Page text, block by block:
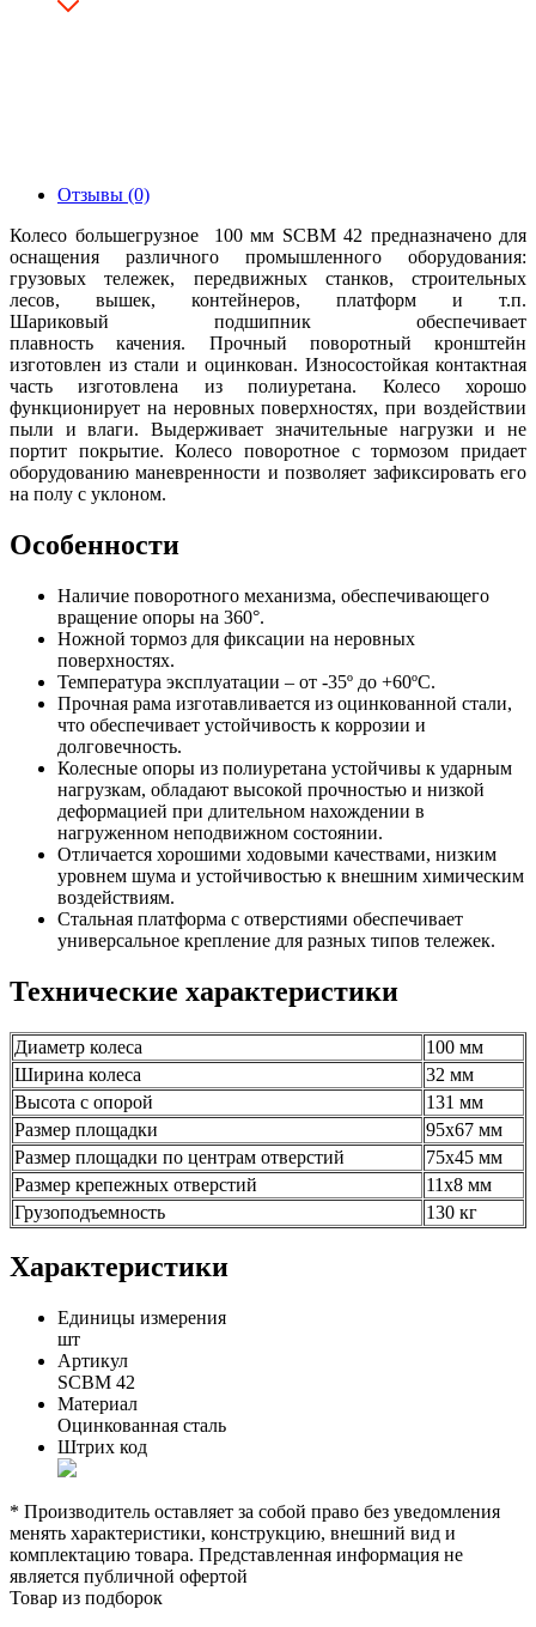
Отзывы (0)
Колесо большегрузное 100 мм SCBM 42 предназначено для
оснащения различного промышленного оборудования:
грузовых тележек, передвижных станков, строительных
лесов, вышек, контейнеров, платформ и т.п.
Шариковый подшипник обеспечивает
плавность качения. Прочный поворотный кронштейн
изготовлен из стали и оцинкован. Износостойкая контактная
часть изготовлена из полиуретана. Колесо хорошо
функционирует на неровных поверхностях, при воздействии
пыли и влаги. Выдерживает значительные нагрузки и не
портит покрытие. Колесо поворотное с тормозом придает
оборудованию маневренности и позволяет зафиксировать его
на полу с уклоном.
Особенности
Наличие поворотного механизма, обеспечивающего
вращение опоры на 360°.
Ножной тормоз для фиксации на неровных
поверхностях.
Температура эксплуатации – от -35º до +60ºC.
Прочная рама изготавливается из оцинкованной стали,
что обеспечивает устойчивость к коррозии и
долговечность.
Колесные опоры из полиуретана устойчивы к ударным
нагрузкам, обладают высокой прочностью и низкой
деформацией при длительном нахождении в
нагруженном неподвижном состоянии.
Отличается хорошими ходовыми качествами, низким
уровнем шума и устойчивостью к внешним химическим
воздействиям.
Стальная платформа с отверстиями обеспечивает
универсальное крепление для разных типов тележек.
Технические характеристики
Диаметр колеса
100 мм
Ширина колеса
32 мм
Высота с опорой
131 мм
Размер площадки
95х67 мм
Размер площадки по центрам отверстий
75х45 мм
Размер крепежных отверстий
11х8 мм
Грузоподъемность
130 кг
Характеристики
Единицы измерения
шт
Артикул
SCBM 42
Материал
Оцинкованная сталь
Штрих код
* Производитель оставляет за собой право без уведомления
менять характеристики, конструкцию, внешний вид и
комплектацию товара. Представленная информация не
является публичной офертой
Товар из подборок